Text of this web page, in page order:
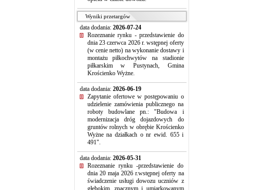
Wyniki przetargów
data dodania: 2026-07-24
Rozeznanie rynku - przedstawienie do
dnia 23 czerwca 2026 r. wstępnej oferty
(w cenie netto) na wykonanie dostawy i
montażu piłkochwytów na stadionie
piłkarskim w Pustynach, Gmina
Krościenko Wyżne.
data dodania: 2026-06-19
Zapytanie ofertowe w postępowaniu o
udzielenie zamówienia publicznego na
roboty budowlane pn.: "Budowa i
modernizacja dróg dojazdowych do
gruntów rolnych w obrębie Krościenko
Wyżne na działkach o nr ewid. 655 i
491".
data dodania: 2026-05-31
Rozeznanie rynku -przedstawienie do
dnia 20 maja 2026 r.wstępnej oferty na
świadczenie usługi dowozu uczniów z
głębokim, znacznym i umiarkowanym